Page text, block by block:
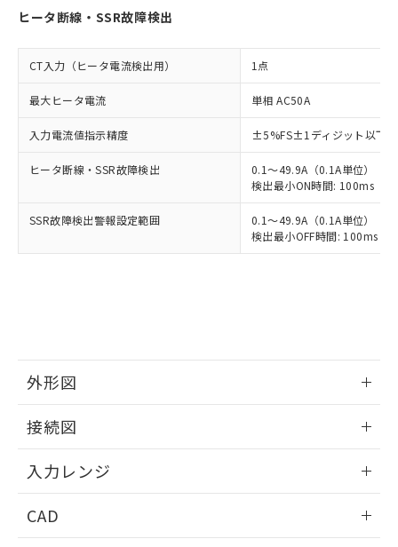
ヒータ断線・SSR故障検出
CT入力（ヒータ電流検出用） 1点
最大ヒータ電流 単相 AC50A
入力電流値指示精度 ±5%FS±1ディジット以下
ヒータ断線・SSR故障検出
0.1～49.9A（0.1A単位）
検出最小ON時間: 100ms（
SSR故障検出警報設定範囲
0.1～49.9A（0.1A単位）
検出最小OFF時間: 100ms（
外形図
接続図
入力レンジ
CAD